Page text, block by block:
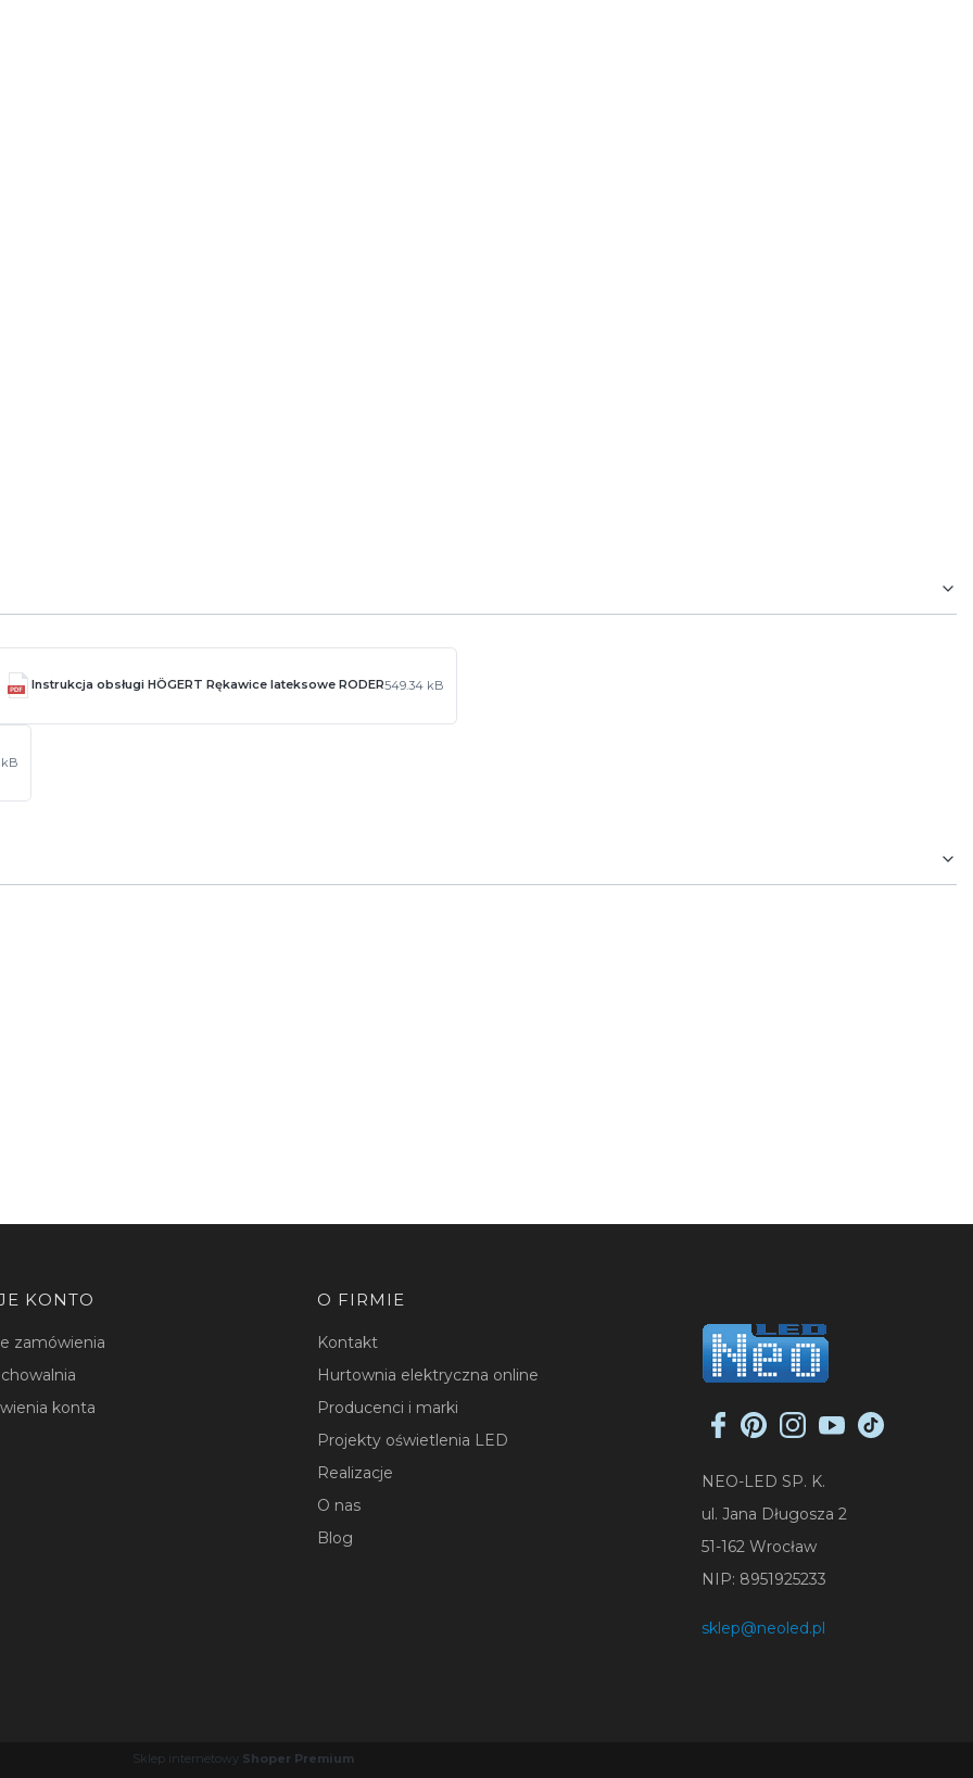
Instrukcja obsługi HÖGERT Rękawice lateksowe RODER549.34 kB
kB
KONTO
zamówienia
konta
O FIRMIE
Kontakt
Hurtownia elektryczna online
Producenci i marki
Projekty oświetlenia LED
Realizacje
O nas
Blog
NEO-LED SP. K.
ul. Jana Długosza 2
51-162 Wrocław
NIP: 8951925233
sklep@neoled.pl
Sklep internetowy Shoper Premium